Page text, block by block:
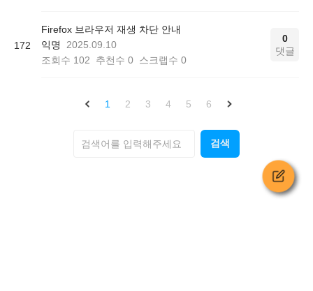
172
Firefox 브라우저 재생 차단 안내
익명
2025.09.10
조회수 102 추천수 0 스크랩수 0
0
댓글
1 2 3 4 5 6
검색